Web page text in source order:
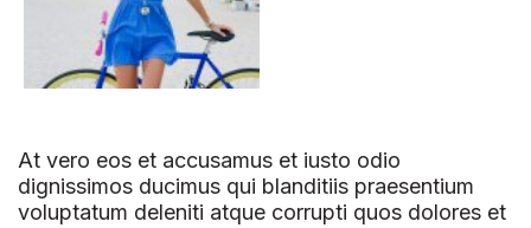
At vero eos et accusamus et iusto odio
dignissimos ducimus qui blanditiis praesentium
voluptatum deleniti atque corrupti quos dolores et